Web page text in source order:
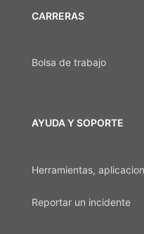
CARRERAS
Bolsa de trabajo
AYUDA Y SOPORTE
Herramientas,
Reportar un incidente